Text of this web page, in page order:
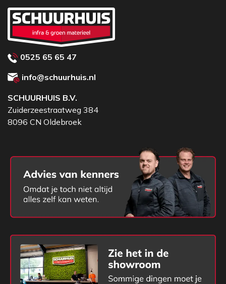
0525 65 65 47
info@schuurhuis.nl
SCHUURHUIS B.V.
Zuiderzeestraatweg 384
8096 CN Oldebroek